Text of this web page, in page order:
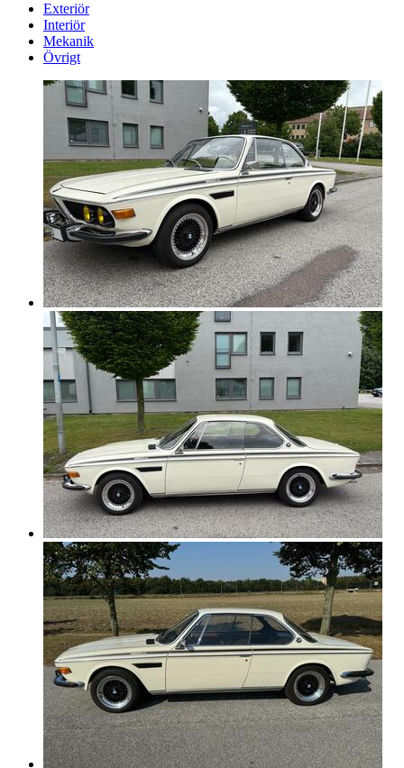
Exteriör
Interiör
Mekanik
Övrigt